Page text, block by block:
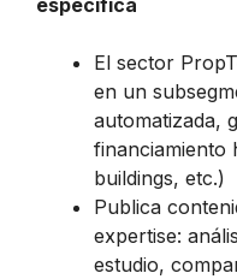
El sector
en un
automatizada,
financiamiento
buildings, etc.)
Publica
expertise:
estudio,